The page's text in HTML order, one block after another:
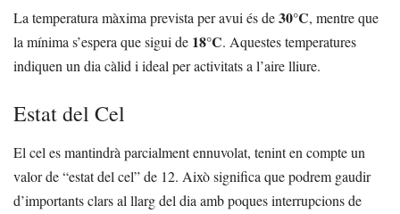
La temperatura màxima prevista per avui és de30°C, mentre que
la mínima s’espera que sigui de 18°C. Aquestes temperatures
indiquen un dia càlid i ideal per activitats a l’aire lliure.
Estat del Cel
El cel es mantindrà parcialment ennuvolat, tenint en compte un
valor de “estat del cel” de 12. Això significa que podrem gaudir
d’importants clars al llarg del dia amb poques interrupcions de